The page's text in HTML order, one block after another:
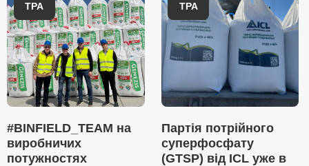
ТРА
#BINFIELD_TEAM на
виробничих
потужностях
ТРА
Партія потрійного
суперфосфату
(GTSP) від ICL уже в